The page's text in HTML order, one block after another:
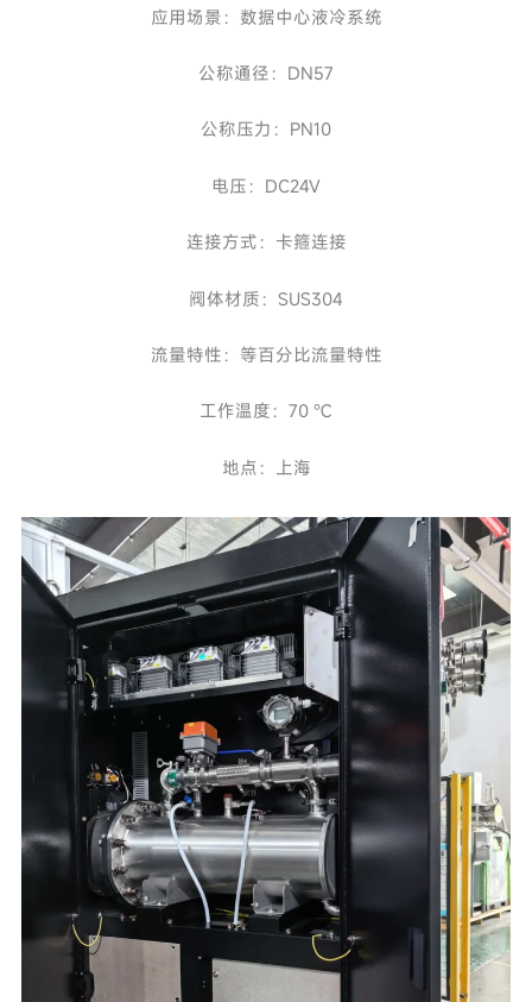
应用场景：数据中心液冷系统
公称通径：DN57
公称压力：PN10
电压：DC24V
连接方式：卡箍连接
阀体材质：SUS304
流量特性：等百分比流量特性
工作温度：70 ℃
地点：上海